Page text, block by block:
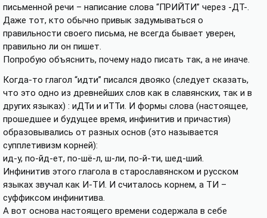
письменной речи – написание слова “ПРИЙТИ” через -ДТ-.
Даже тот, кто обычно привык задумываться о
правильности своего письма, не всегда бывает уверен,
правильно ли он пишет.
Попробую объяснить, почему надо писать так, а не иначе.
Когда-то глагол “идти” писался двояко (следует сказать,
что это одно из древнейших слов как в славянских, так и в
других языках) : иДТи и иТТи. И формы слова (настоящее,
прошедшее и будущее время, инфинитив и причастия)
образовывались от разных основ (это называется
супплетивизм корней):
ид-у, по-йд-ет, по-шё-л, ш-ли, по-й-ти, шед-ший.
Инфинитив этого глагола в старославянском и русском
языках звучал как И-ТИ. И считалось корнем, а ТИ –
суффиксом инфинитива.
А вот основа настоящего времени содержала в себе